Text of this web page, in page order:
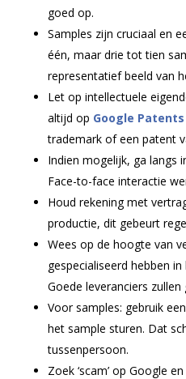
goed op.
Samples zijn cruciaal en
één, maar drie tot tien
representatief beeld van
Let op intellectuele
altijd op Google Patents
trademark of een patent
Indien mogelijk, ga langs
Face-to-face interactie
Houd rekening met
productie, dit gebeurt
Wees op de hoogte van
gespecialiseerd hebben
Goede leveranciers zullen
Voor samples: gebruik
het sample sturen. Dat
tussenpersoon.
Zoek ‘scam’ op Google